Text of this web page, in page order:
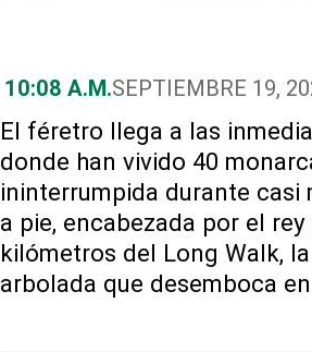
10:08 A.M.SEPTIEMBRE 19,
El féretro llega a las
donde han vivido 40
ininterrumpida durante casi
a pie, encabezada por el
kilómetros del Long Walk,
arbolada que desemboca